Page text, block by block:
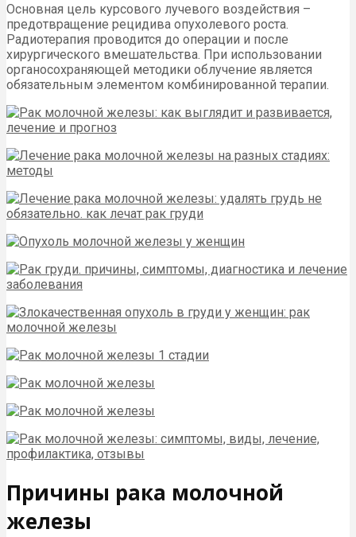
Основная цель курсового лучевого воздействия –
предотвращение рецидива опухолевого роста.
Радиотерапия проводится до операции и после
хирургического вмешательства. При использовании
органосохраняющей методики облучение является
обязательным элементом комбинированной терапии.
Причины рака молочной
железы